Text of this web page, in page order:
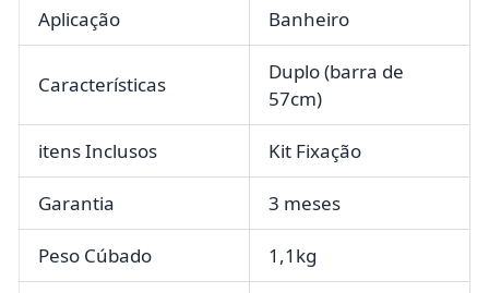
Aplicação Banheiro
Características
Duplo (barra de
57cm)
itens Inclusos Kit Fixação
Garantia 3 meses
Peso Cúbado 1,1kg